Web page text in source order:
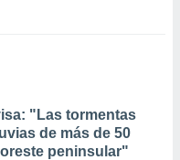
"Las tormentas
de más de 50
peninsular"